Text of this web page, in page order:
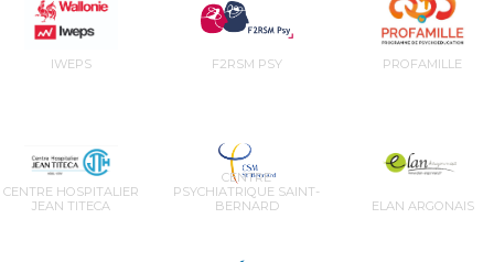
IWEPS F2RSM PSY PROFAMILLE
CENTRE HOSPITALIER
JEAN TITECA
CENTRE
PSYCHIATRIQUE SAINT-
BERNARD
ELAN ARGONAIS